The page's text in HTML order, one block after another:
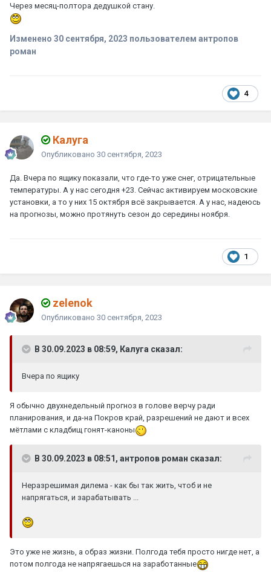
Через месяц-полтора дедушкой стану.
Изменено 30 сентября, 2023 пользователем антропов
роман
4
Калуга
Опубликовано 30 сентября, 2023
Да. Вчера по ящику показали, что где-то уже снег, отрицательные
температуры. А у нас сегодня +23. Сейчас активируем московские
установки, а то у них 15 октября всё закрывается. А у нас, надеюсь
на прогнозы, можно протянуть сезон до середины ноября.
1
zelenok
Опубликовано 30 сентября, 2023
В 30.09.2023 в 08:59, Калуга сказал:
Вчера по ящику
Я обычно двухнедельный прогноз в голове верчу ради
планирования, и да-на Покров край, разрешений не дают и всех
мётлами с кладбищ гонят-каноны
В 30.09.2023 в 08:51, антропов роман сказал:
Неразрешимая дилема - как бы так жить, чтоб и не
напрягаться, и зарабатывать ...
Это уже не жизнь, а образ жизни. Полгода тебя просто нигде нет, а
потом полгода не напрягаешься на заработанные